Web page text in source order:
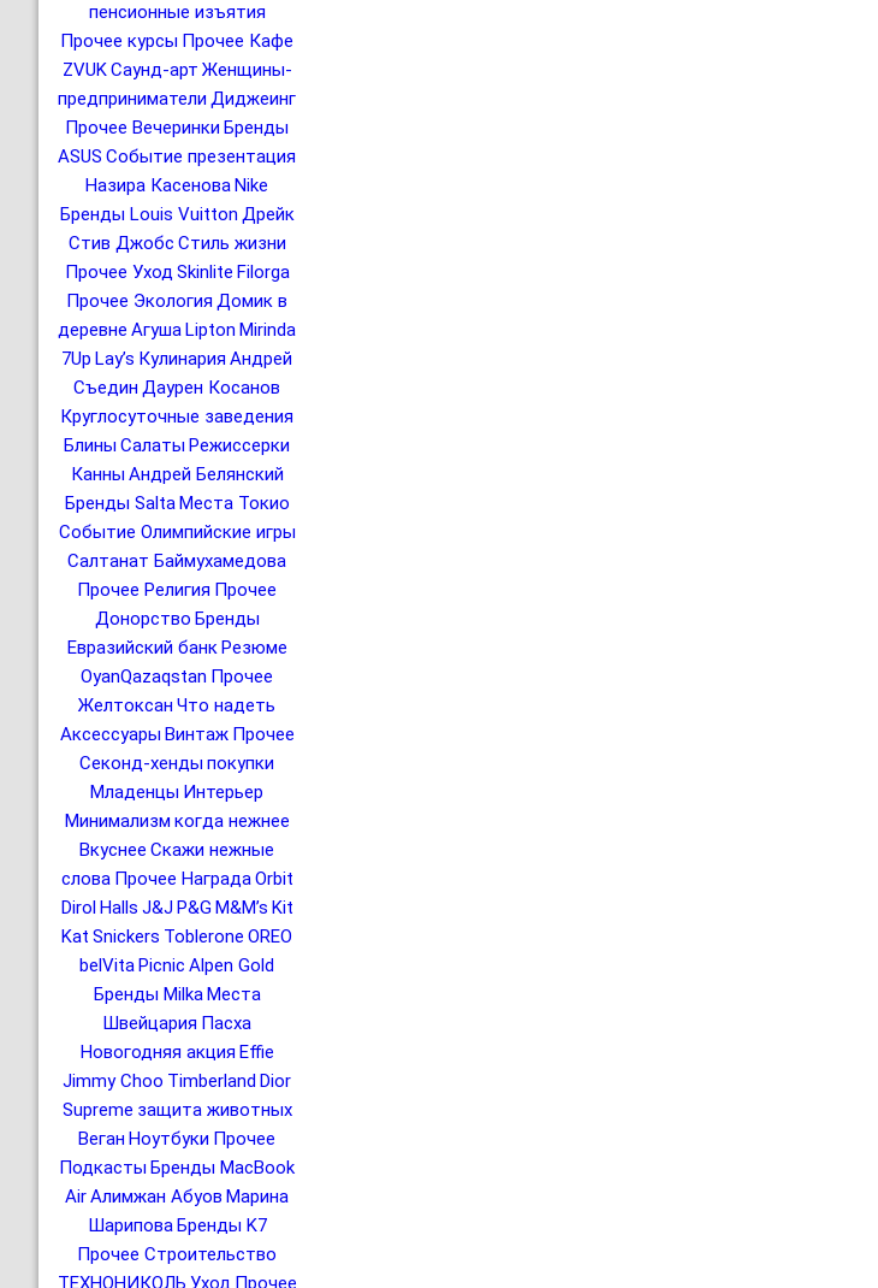
пенсионные изъятия
Прочее курсы Прочее Кафе
ZVUKСаунд-арт Женщины-
предприниматели Диджеинг
Прочее Вечеринки Бренды
ASUS Событие презентация
Назира Касенова Nike
Бренды Louis Vuitton Дрейк
Стив Джобс Стиль жизни
Прочее Уход Skinlite Filorga
Прочее Экология Домик в
деревне Агуша Lipton Mirinda
7Up Lay’s Кулинария Андрей
Съедин Даурен Косанов
Круглосуточные заведения
Блины Салаты Режиссерки
Канны Андрей Белянский
Бренды Salta Места Токио
Событие Олимпийские игры
Салтанат Баймухамедова
Прочее Религия Прочее
Донорство Бренды
Евразийский банк Резюме
OyanQazaqstan Прочее
Желтоксан Что надеть
Аксессуары Винтаж Прочее
Секонд-хенды покупки
Младенцы Интерьер
Минимализм когда нежнее
Вкуснее Скажи нежные
слова Прочее НаградаOrbit
Dirol Halls J&J P&G M&M’s Kit
Kat Snickers Toblerone OREO
belVita Picnic Alpen Gold
Бренды Milka Места
Швейцария Пасха
Новогодняя акция Effie
Jimmy Choo Timberland Dior
Supreme защита животных
Веган Ноутбуки Прочее
Подкасты Бренды MacBook
AirАлимжан Абуов Марина
Шарипова Бренды K7
Прочее Строительство